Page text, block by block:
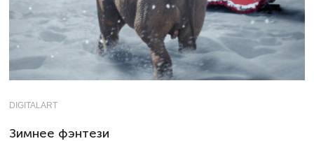
DIGITALART
Зимнее фэнтези